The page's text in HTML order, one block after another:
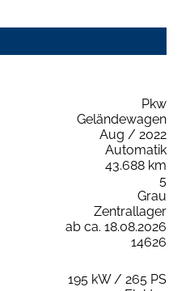
Pkw
Geländewagen
Aug / 2022
Automatik
43.688 km
5
Grau
Zentrallager
ab ca. 18.08.2026
14626
195 kW / 265 PS